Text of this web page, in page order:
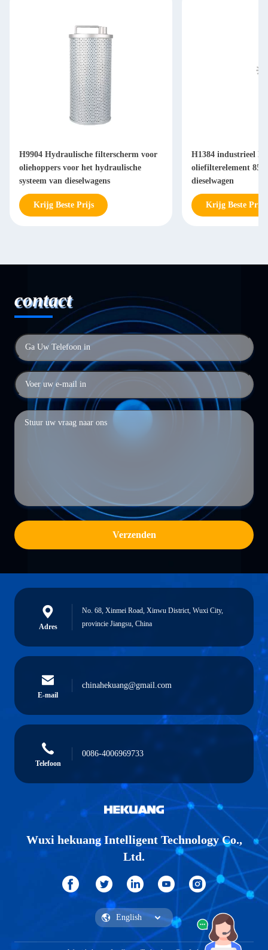
H9904 Hydraulische filterscherm voor
oliehoppers voor het hydraulische
systeem van dieselwagens
Krijg Beste Prijs
H1384 industrieel
oliefilterelement 85
dieselwagen
Krijg Beste Prijs
contact
Verzenden
Adres
No. 68, Xinmei Road, Xinwu District, Wuxi City,
provincie Jiangsu, China
E-mail
chinahekuang@gmail.com
Telefoon
0086-4006969733
Wuxi hekuang Intelligent Technology Co.,
Ltd.